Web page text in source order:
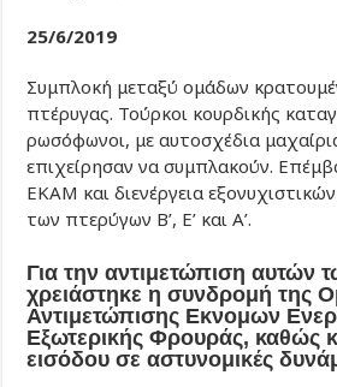
25/6/2019
Συμπλοκή μεταξύ ομάδων
πτέρυγας. Τούρκοι κουρδικής
ρωσόφωνοι, με αυτοσχέδια
επιχείρησαν να συμπλακούν.
ΕΚΑΜ και διενέργεια
των πτερύγων Β’, Ε’ και Α’.
Για την αντιμετώπιση αυτών
χρειάστηκε η συνδρομή της
Αντιμετώπισης Εκνομων
Εξωτερικής Φρουράς, καθώς
εισόδου σε αστυνομικές